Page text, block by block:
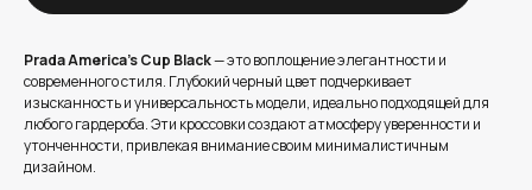
Prada America's Cup Black— это воплощение элегантности и
современного стиля. Глубокий черный цвет подчеркивает
изысканность и универсальность модели, идеально подходящей для
любого гардероба. Эти кроссовки создают атмосферу уверенности и
утонченности, привлекая внимание своим минималистичным
дизайном.